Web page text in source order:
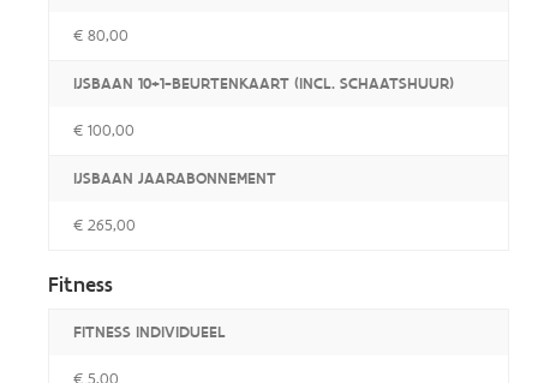
€ 80,00
IJSBAAN 10+1-BEURTENKAART (INCL. SCHAATSHUUR)
€ 100,00
IJSBAAN JAARABONNEMENT
€ 265,00
Fitness
FITNESS INDIVIDUEEL
€ 5,00